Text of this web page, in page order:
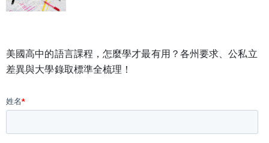
美國高中的語言課程，怎麼學才最有用？各州要求、公私立
差異與大學錄取標準全梳理！